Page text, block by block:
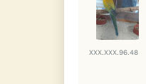
XXX.XXX.96.48